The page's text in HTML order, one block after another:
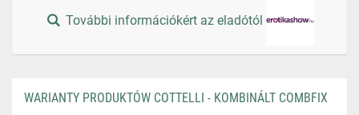
További információkért az eladótól
WARIANTY PRODUKTÓW COTTELLI - KOMBINÁLT COMBFIX